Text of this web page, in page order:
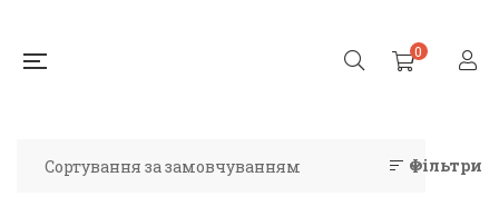
0
Фільтри